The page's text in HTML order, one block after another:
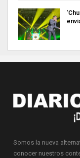
Somos la nueva
conocer nuestros